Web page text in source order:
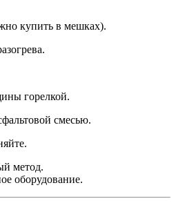
купить в мешках).
горелкой.
смесью.
метод.
оборудование.